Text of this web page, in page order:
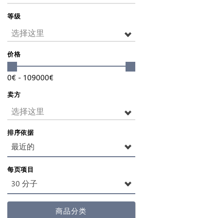
等级
选择这里
价格
0€ - 109000€
卖方
选择这里
排序依据
最近的
每页项目
30 分子
商品分类